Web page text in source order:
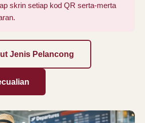
skrin setiap kod QR serta-merta
Jenis Pelancong